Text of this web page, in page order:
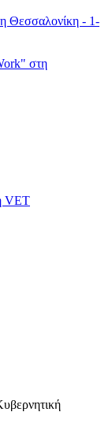
Θεσσαλονίκη - 1-
στη
VET